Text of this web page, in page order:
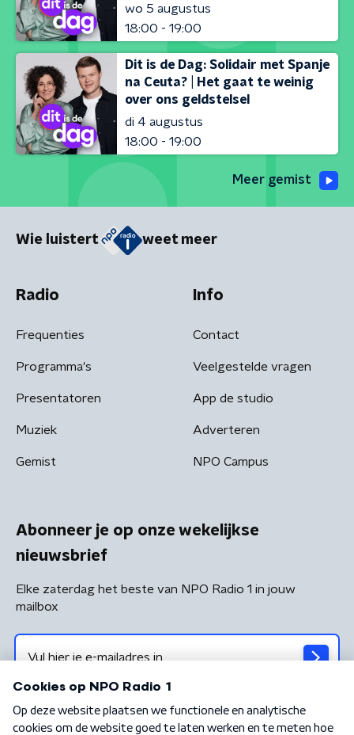
wo 5 augustus
18:00 - 19:00
Dit is de Dag: Solidair met Spanje
na Ceuta? | Het gaat te weinig
over ons geldstelsel
di 4 augustus
18:00 - 19:00
Meer gemist
Wie luistert weet meer
Radio
Frequenties
Programma's
Presentatoren
Muziek
Gemist
Info
Contact
Veelgestelde vragen
App de studio
Adverteren
NPO Campus
Abonneer je op onze wekelijkse
nieuwsbrief
Elke zaterdag het beste van NPO Radio 1 in jouw
mailbox